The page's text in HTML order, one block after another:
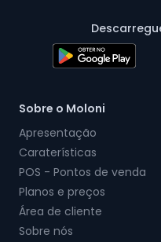
Sobre o Moloni
Apresentação
Caraterísticas
POS - Pontos de venda
Planos e preços
Área de cliente
Sobre nós